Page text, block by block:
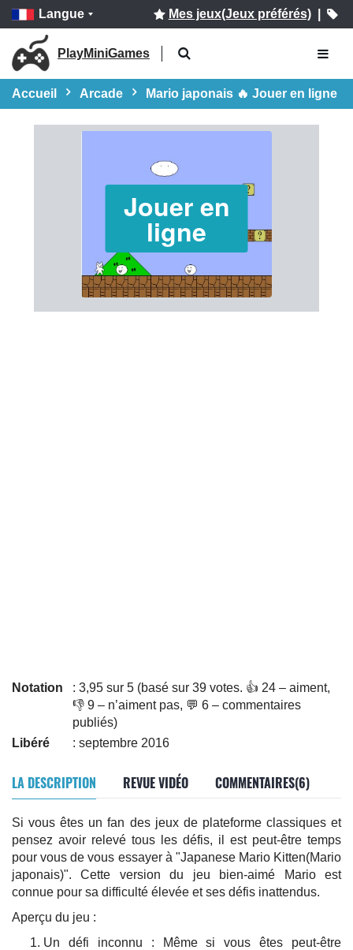
Langue Mes jeux(Jeux préférés)|
PlayMiniGames
Accueil Arcade Mario japonais 🔥 Jouer en ligne
Jouer en
ligne
Notation
: 3,95 sur 5 (basé sur 39 votes. 👍 24 – aiment,
👎 9 – n’aiment pas, 💬 6 – commentaires
publiés)
Libéré
: septembre 2016
LA DESCRIPTION REVUE VIDÉO COMMENTAIRES(6)
Si vous êtes un fan des jeux de plateforme classiques et
pensez avoir relevé tous les défis, il est peut-être temps
pour vous de vous essayer à "Japanese Mario Kitten(Mario
japonais)". Cette version du jeu bien-aimé Mario est
connue pour sa difficulté élevée et ses défis inattendus.
Aperçu du jeu :
Un défi inconnu : Même si vous êtes peut-être